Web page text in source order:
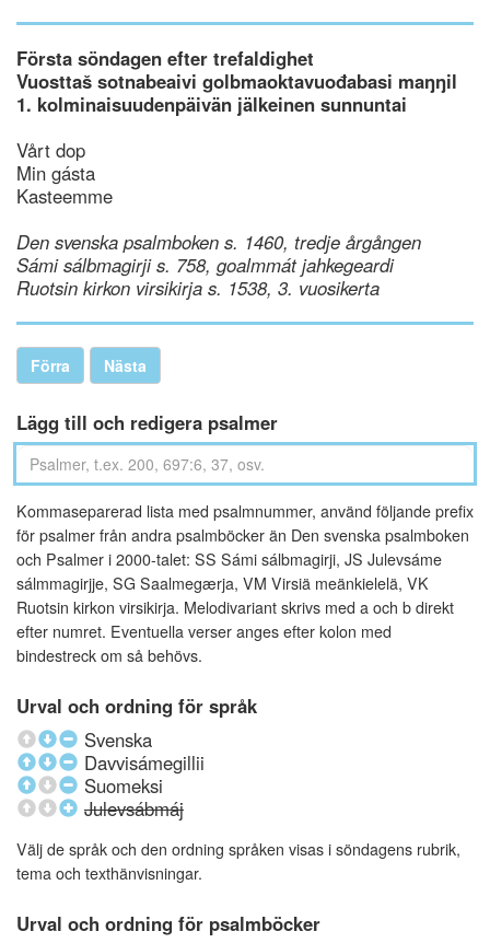
Första söndagen efter trefaldighet
Vuosttaš sotnabeaivi golbmaoktavuođabasi maŋŋil
1. kolminaisuudenpäivän jälkeinen sunnuntai
Vårt dop
Min gásta
Kasteemme
Den svenska psalmboken s. 1460, tredje årgången
Sámi sálbmagirji s. 758, goalmmát jahkegeardi
Ruotsin kirkon virsikirja s. 1538, 3. vuosikerta
Förra Nästa
Lägg till och redigera psalmer
Kommaseparerad lista med psalmnummer, använd följande prefix
för psalmer från andra psalmböcker än Den svenska psalmboken
och Psalmer i 2000-talet: SS Sámi sálbmagirji, JS Julevsáme
sálmmagirjje, SG Saalmegærja, VM Virsiä meänkielelä, VK
Ruotsin kirkon virsikirja. Melodivariant skrivs med a och b direkt
efter numret. Eventuella verser anges efter kolon med
bindestreck om så behövs.
Urval och ordning för språk
Svenska
Davvisámegillii
Suomeksi
Julevsábmáj
Välj de språk och den ordning språken visas i söndagens rubrik,
tema och texthänvisningar.
Urval och ordning för psalmböcker